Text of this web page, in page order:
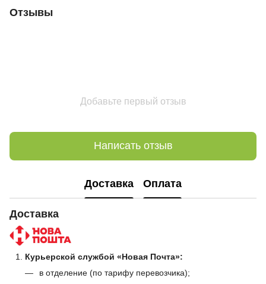
Отзывы
Добавьте первый отзыв
Написать отзыв
Доставка Оплата
Доставка
Курьерской службой «Новая Почта»:
в отделение (по тарифу перевозчика);